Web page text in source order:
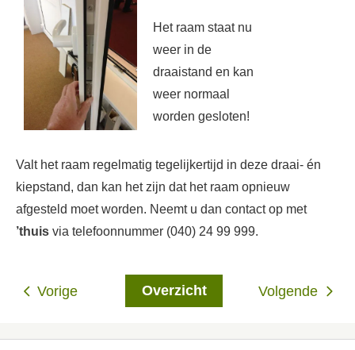
Het raam staat nu
weer in de
draaistand en kan
weer normaal
worden gesloten!
Valt het raam regelmatig tegelijkertijd in deze draai- én
kiepstand, dan kan het zijn dat het raam opnieuw
afgesteld moet worden. Neemt u dan contact op met
’thuis via telefoonnummer (040) 24 99 999.
Volgende
Overzicht
Vorige